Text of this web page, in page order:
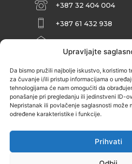
Upravljajte
Da bismo pružili najbolje iskustvo, koristimo
za čuvanje i/ili pristup informacijama o
tehnologijama će nam omogućiti da
ponašanje pri pregledanju ili jedinstveni ID-
Nepristanak ili povlačenje saglasnosti može
određene karakteristike i funkcije.
Prihvati
+387 32 404 004
+387 61 432 938
INFO@ZENIT.BA
ZENIČANKA, 3.